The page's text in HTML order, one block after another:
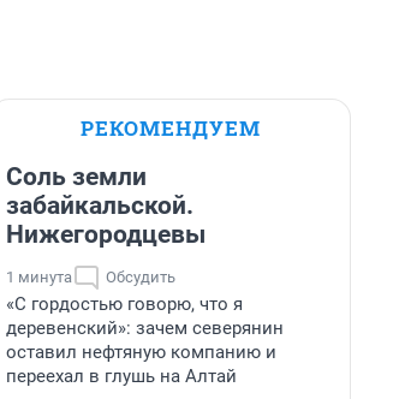
РЕКОМЕНДУЕМ
Соль земли
забайкальской.
Нижегородцевы
1 минута Обсудить
«С гордостью говорю, что я
деревенский»: зачем северянин
оставил нефтяную компанию и
переехал в глушь на Алтай